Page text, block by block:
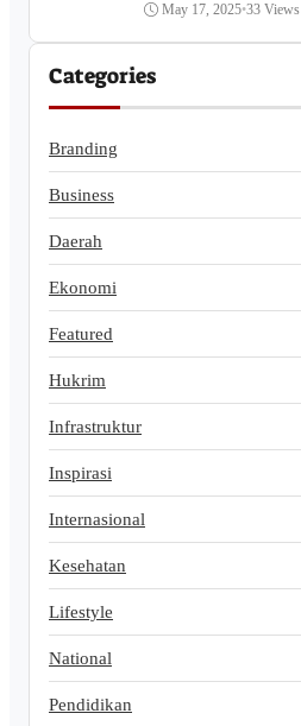
May 17, 2025•33 Views
Categories
Branding
Business
Daerah
Ekonomi
Featured
Hukrim
Infrastruktur
Inspirasi
Internasional
Kesehatan
Lifestyle
National
Pendidikan